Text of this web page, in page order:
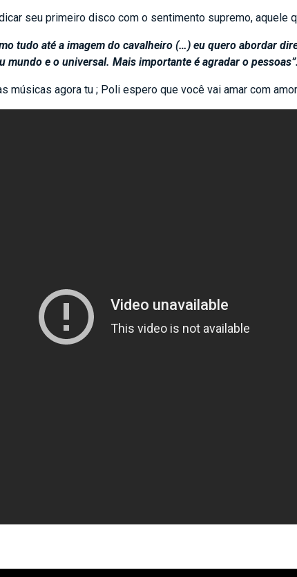
seu primeiro disco com o sentimento supremo, aquele
tudo até a imagem do cavalheiro (…) eu quero abordar
mundo e o universal. Mais importante é agradar o pessoas”.
músicas agora tu ; Poli espero que você vai amar com